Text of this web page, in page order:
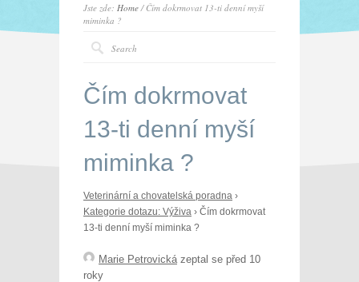
Jste zde: Home / Čím dokrmovat 13-ti denní myší
miminka ?
Čím dokrmovat
13-ti denní myší
miminka ?
Veterinární a chovatelská poradna ›
Kategorie dotazu: Výživa › Čím dokrmovat
13-ti denní myší miminka ?
Marie Petrovická zeptal se před 10
roky